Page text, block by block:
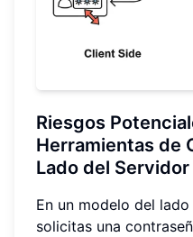
Riesgos
Herramientas de
Lado del Servidor
En un modelo del
solicitas una